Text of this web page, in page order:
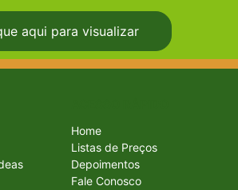
aqui para visualizar
Home
Listas de Preços
Depoimentos
Fale Conosco